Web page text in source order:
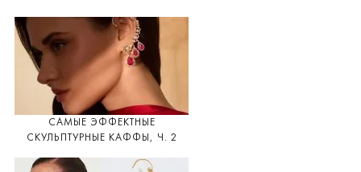
САМЫЕ ЭФФЕКТНЫЕ
СКУЛЬПТУРНЫЕ КАФФЫ, Ч. 2